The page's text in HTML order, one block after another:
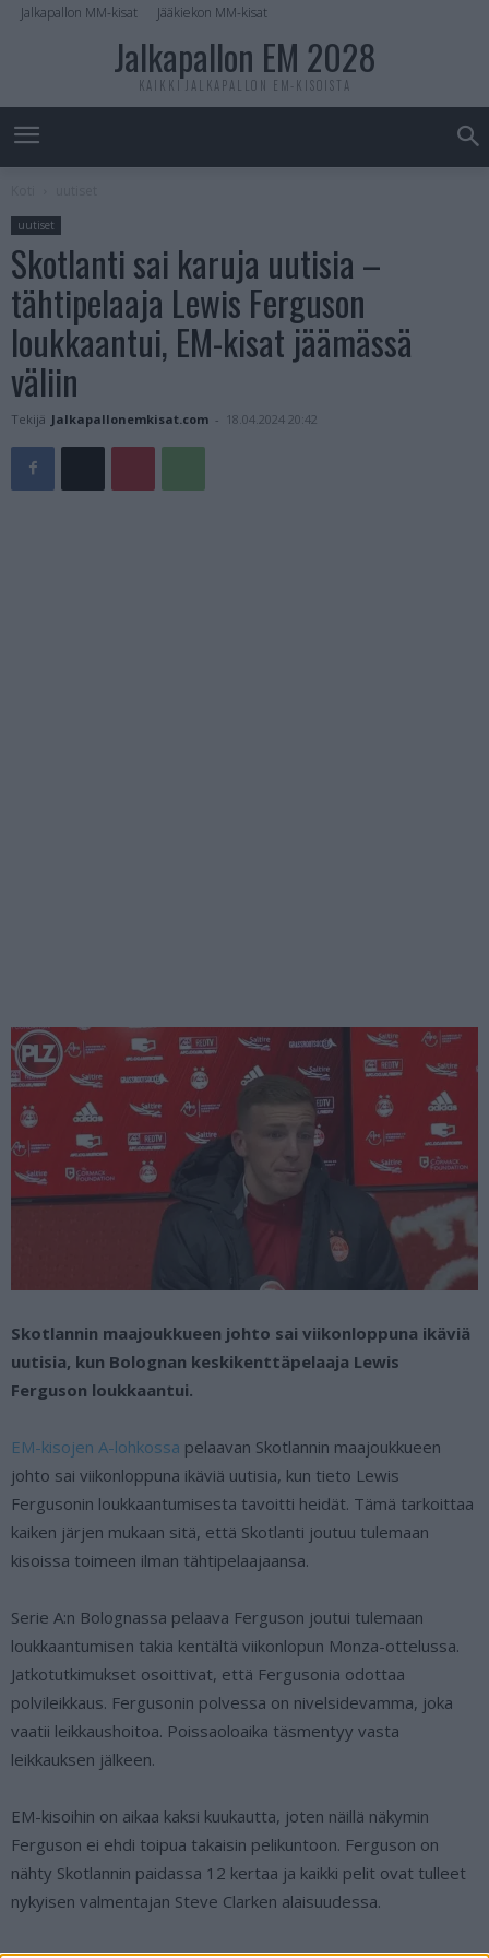
Jalkapallon MM-kisat Jääkiekon MM-kisat
Jalkapallon EM 2028
KAIKKI JALKAPALLON EM-KISOISTA
uutiset
Skotlanti sai karuja uutisia –
tähtipelaaja Lewis Ferguson
loukkaantui, EM-kisat jäämässä
väliin
Tekijä Jalkapallonemkisat.com - 18.04.2024 20:42
Skotlannin maajoukkueen johto sai viikonloppuna ikäviä
uutisia, kun Bolognan keskikenttäpelaaja Lewis
Ferguson loukkaantui.
EM-kisojen A-lohkossa pelaavan Skotlannin maajoukkueen
johto sai viikonloppuna ikäviä uutisia, kun tieto Lewis
Fergusonin loukkaantumisesta tavoitti heidät. Tämä tarkoittaa
kaiken järjen mukaan sitä, että Skotlanti joutuu tulemaan
kisoissa toimeen ilman tähtipelaajaansa.
Serie A:n Bolognassa pelaava Ferguson joutui tulemaan
loukkaantumisen takia kentältä viikonlopun Monza-ottelussa.
Jatkotutkimukset osoittivat, että Fergusonia odottaa
polvileikkaus. Fergusonin polvessa on nivelsidevamma, joka
vaatii leikkaushoitoa. Poissaoloaika täsmentyy vasta
leikkauksen jälkeen.
EM-kisoihin on aikaa kaksi kuukautta, joten näillä näkymin
Ferguson ei ehdi toipua takaisin pelikuntoon. Ferguson on
nähty Skotlannin paidassa 12 kertaa ja kaikki pelit ovat tulleet
nykyisen valmentajan Steve Clarken alaisuudessa.